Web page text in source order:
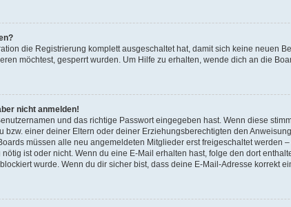
die Registrierung komplett ausgeschaltet hat, damit sich keine neuen
möchtest, gesperrt wurden. Um Hilfe zu erhalten, wende dich an die
nicht anmelden!
und das richtige Passwort eingegeben hast. Wenn diese
bzw. einer deiner Eltern oder deiner Erziehungsberechtigten den
müssen alle neu angemeldeten Mitglieder erst freigeschaltet werden
ist oder nicht. Wenn du eine E-Mail erhalten hast, folge den dort
wurde. Wenn du dir sicher bist, dass deine E-Mail-Adresse korrekt